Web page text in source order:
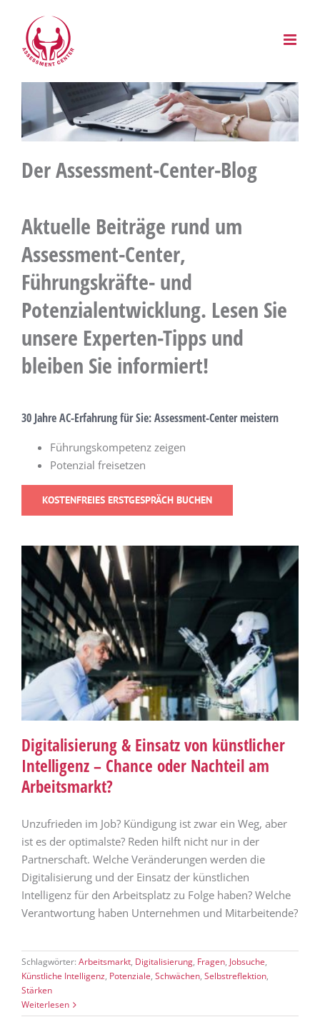
springen
Der Assessment-Center-Blog
Aktuelle Beiträge rund um
Assessment-Center,
Führungskräfte- und
Potenzialentwicklung. Lesen Sie
unsere Experten-Tipps und
bleiben Sie informiert!
30 Jahre AC-Erfahrung für Sie: Assessment-Center meistern
Führungskompetenz zeigen
Potenzial freisetzen
KOSTENFREIES ERSTGESPRÄCH BUCHEN
Digitalisierung & Einsatz von künstlicher
Intelligenz – Chance oder Nachteil am
Arbeitsmarkt?
Unzufrieden im Job? Kündigung ist zwar ein Weg, aber
ist es der optimalste? Reden hilft nicht nur in der
Partnerschaft. Welche Veränderungen werden die
Digitalisierung und der Einsatz der künstlichen
Intelligenz für den Arbeitsplatz zu Folge haben? Welche
Verantwortung haben Unternehmen und Mitarbeitende?
Schlagwörter: Arbeitsmarkt, Digitalisierung, Fragen, Jobsuche,
Künstliche Intelligenz, Potenziale, Schwächen, Selbstreflektion,
Stärken
Weiterlesen